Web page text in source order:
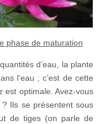
phase de maturation
d’eau, la plante
l’eau ; c’est de cette
est optimale. Avez-vous
Ils se présentent sous
de tiges (on parle de